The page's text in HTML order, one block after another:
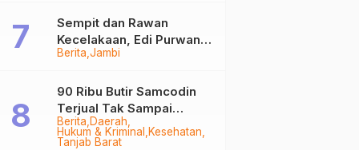
Berita Jambi
Sempit dan Rawan
Kecelakaan, Edi Purwanto
Targetkan Jalan Lintas
2028
Berita Daerah
Hukum & Kriminal
Kesehatan
Tanjab Barat
90 Ribu Butir Samcodin
Terjual Tak Sampai
Setahun, Indra Safari
Desak Audit Menyeluruh